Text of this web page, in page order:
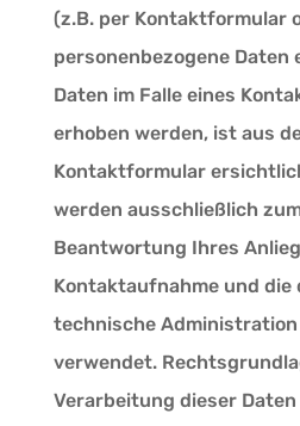
(z.B. per Kontaktformular
personenbezogene Daten
Daten im Falle eines
erhoben werden, ist aus
Kontaktformular
werden ausschließlich
Beantwortung Ihres
Kontaktaufnahme und die
technische
verwendet.
Verarbeitung dieser